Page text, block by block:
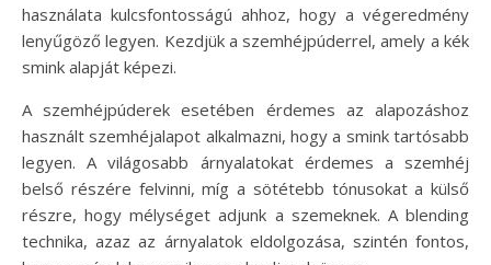
használata kulcsfontosságú ahhoz, hogy a végeredmény
lenyűgöző legyen. Kezdjük a szemhéjpúderrel, amely a kék
smink alapját képezi.
A szemhéjpúderek esetében érdemes az alapozáshoz
használt szemhéjalapot alkalmazni, hogy a smink tartósabb
legyen. A világosabb árnyalatokat érdemes a szemhéj
belső részére felvinni, míg a sötétebb tónusokat a külső
részre, hogy mélységet adjunk a szemeknek. A blending
technika, azaz az árnyalatok eldolgozása, szintén fontos,